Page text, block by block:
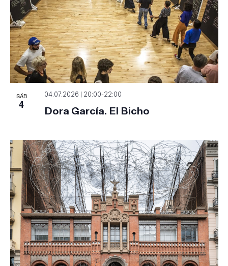
SÁB
4
04.07.2026 | 20:00-22:00
Dora García. El Bicho